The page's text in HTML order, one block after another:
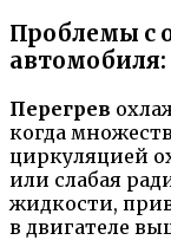
Проблемы с
автомобиля:
Перегрев
когда
циркуляцией
или слабая
жидкости,
в двигателе